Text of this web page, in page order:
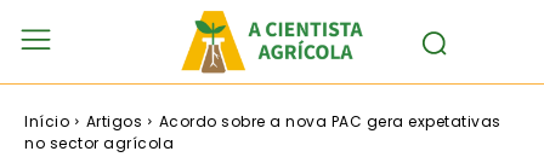
Início Artigos
Acordo sobre a nova PAC gera expetativas
no sector agrícola